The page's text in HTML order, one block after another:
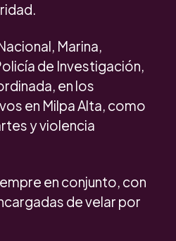
Marina,
de Investigación,
en los
en Milpa Alta, como
y violencia
en conjunto, con
de velar por